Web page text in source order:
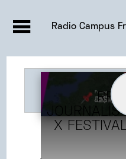
ACTUALITÉS
Radio Campus
X